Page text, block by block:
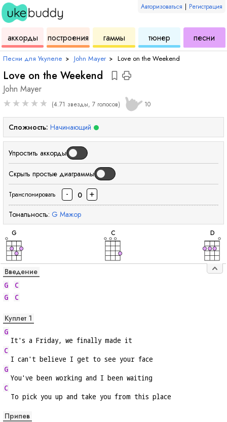
Авторизоваться | Регистрация
аккорды
для
укулеле
инструмент
для
построения
аккордов
гаммы
для
укулелетюнер
для
укулелепесни
Песни для Укулеле › John Mayer › Love on the Weekend
Love on the Weekend
John Mayer
★★★★★ (4.71 звезды, 7 голосов) 10
Сложность: Начинающий
Упростить аккорды
Скрыть простые диаграммы
Транспонировать - 0 +
Тональность: G Мажор
G
аккорд
C
аккорд
D
Введение
G
C
G
C
Куплет 1
G
  It's a Friday, we finally made it
C
  I can't believe I get to see your face
G
  You've been working and I been waiting
C
  To pick you up and take you from this place
Припев